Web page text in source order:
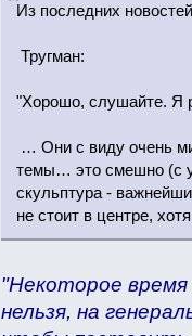
Из последних
Тругман:
"Xорошо, слушайте. Я
… Они с виду очень
темы… это смешно (с
скульптура -
не стоит в центре,
"Некоторое время
нельзя, на